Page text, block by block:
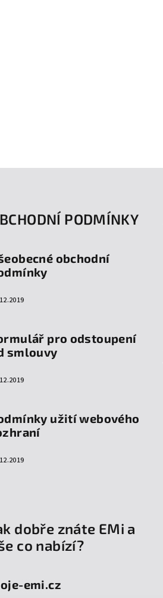
PODMÍNKY
obchodní
pro odstoupení
smlouvy
užití webového
dobře znáte EMi a
co nabízí?
emi.cz